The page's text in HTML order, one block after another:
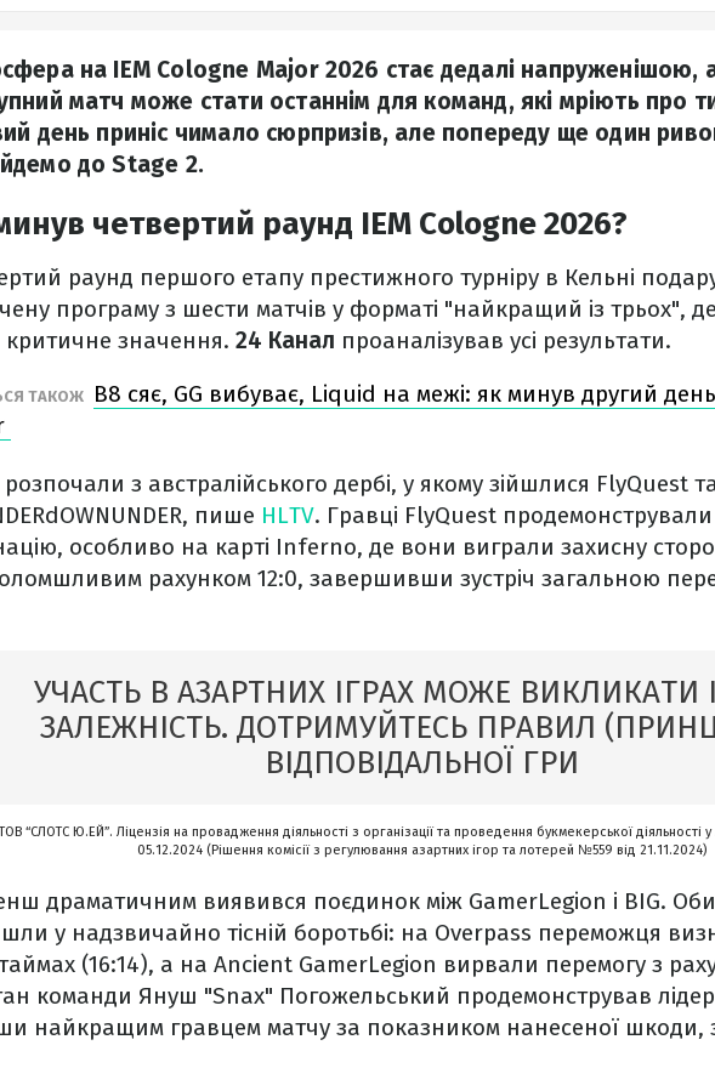
на IEM Cologne Major 2026 стає дедалі напруженішою,
матч може стати останнім для команд, які мріють про
день приніс чимало сюрпризів, але попереду ще один
до Stage 2.
четвертий раунд IEM Cologne 2026?
раунд першого етапу престижного турніру в Кельні
програму з шести матчів у форматі "найкращий із трьох",
значення. 24 Канал проаналізував усі результати.
ТАКОЖ
B8 сяє, GG вибуває, Liquid на межі: як минув другий
з австралійського дербі, у якому зійшлися FlyQuest
пише HLTV. Гравці FlyQuest
особливо на карті Inferno, де вони виграли захисну
рахунком 12:0, завершивши зустріч загальною
УЧАСТЬ В АЗАРТНИХ ІГРАХ МОЖЕ ВИКЛИКАТИ
ЗАЛЕЖНІСТЬ. ДОТРИМУЙТЕСЬ ПРАВИЛ
ВІДПОВІДАЛЬНОЇ ГРИ
ТОВ “СЛОТС Ю.ЕЙ”. Ліцензія на провадження діяльності з організації та проведення букмекерської діяльності
05.12.2024 (Рішення комісії з регулювання азартних ігор та лотерей №559 від 21.11.2024)
драматичним виявився поєдинок між GamerLegion і BIG.
у надзвичайно тісній боротьбі: на Overpass переможця
(16:14), а на Ancient GamerLegion вирвали перемогу з
команди Януш "Snax" Погожельський продемонстрував
найкращим гравцем матчу за показником нанесеної шкоди,